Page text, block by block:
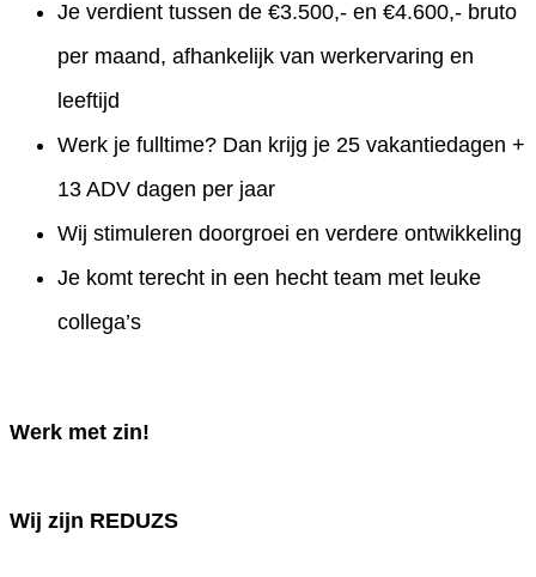
Je verdient tussen de €3.500,- en €4.600,- bruto
per maand, afhankelijk van werkervaring en
leeftijd
Werk je fulltime? Dan krijg je 25 vakantiedagen +
13 ADV dagen per jaar
Wij stimuleren doorgroei en verdere ontwikkeling
Je komt terecht in een hecht team met leuke
collega’s
Werk met zin!
Wij zijn REDUZS